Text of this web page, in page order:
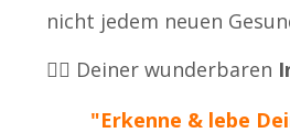
nicht jedem neuen
👉🏼 Deiner wunderbaren
"Erkenne & lebe